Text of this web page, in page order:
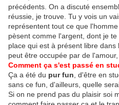
précédents. On a discuté
réussie, je trouve. Tu y vois un
représentent tout ce que
pèsent comme l'argent, dont je
place qui est à présent libre dans
peut être occupée par de
Comment ça s'est passé en
Ça a été du pur fun , d'être en
sans ce fun, d'ailleurs, quelle
Si on ne prend pas du plaisir soi